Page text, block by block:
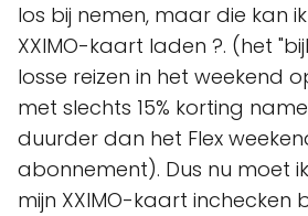
los bij nemen, maar die kan
XXIMO-kaart laden ?. (het
losse reizen in het weekend
met slechts 15% korting
duurder dan het Flex
abonnement). Dus nu moet
mijn XXIMO-kaart inchecken